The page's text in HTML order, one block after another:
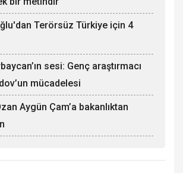
Terörsüz Türkiye için 4
sesi: Genç araştırmacı
mücadelesi
Aygün Çam’a bakanlıktan